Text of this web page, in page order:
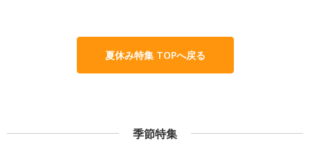
夏休み特集 TOPへ戻る
季節特集